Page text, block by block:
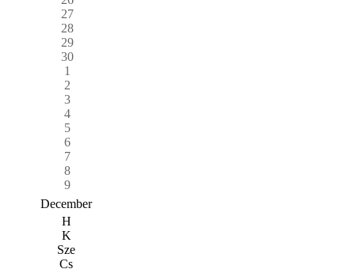
27
28
29
30
1
2
3
4
5
6
7
8
9
December
H
K
Sze
Cs